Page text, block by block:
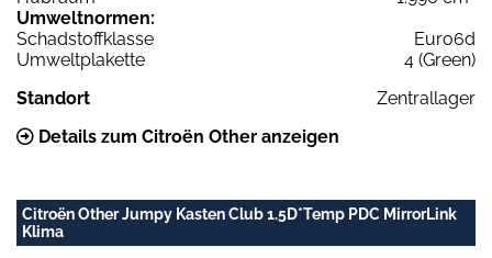
Umweltnormen:
Schadstoffklasse
Euro6d
Umweltplakette
4 (Green)
Standort
Zentrallager
Details zum Citroën Other anzeigen
Citroën Other Jumpy Kasten Club 1.5D*Temp PDC MirrorLink
Klima